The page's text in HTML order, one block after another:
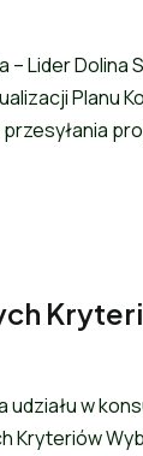
– Lider
Planu
udziału w
Kryteriów